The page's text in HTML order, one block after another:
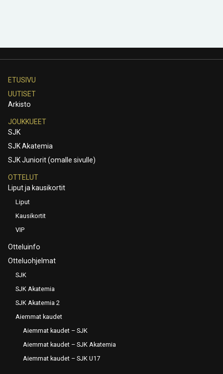
ETUSIVU
UUTISET
Arkisto
JOUKKUEET
SJK
SJK Akatemia
SJK Juniorit (omalle sivulle)
OTTELUT
Liput ja kausikortit
Liput
Kausikortit
VIP
Otteluinfo
Otteluohjelmat
SJK
SJK Akatemia
SJK Akatemia 2
Aiemmat kaudet
Aiemmat kaudet – SJK
Aiemmat kaudet – SJK Akatemia
Aiemmat kaudet – SJK U17